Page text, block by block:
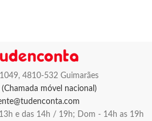
4810-532 Guimarães
móvel nacional)
e das 14h / 19h; Dom - 14h as 19h